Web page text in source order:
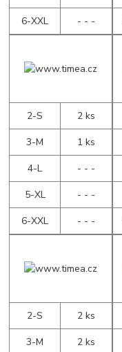
6-XXL
- - -
2-S
2 ks
3-M
1 ks
4-L
- - -
5-XL
- - -
6-XXL
- - -
2-S
2 ks
3-M
2 ks